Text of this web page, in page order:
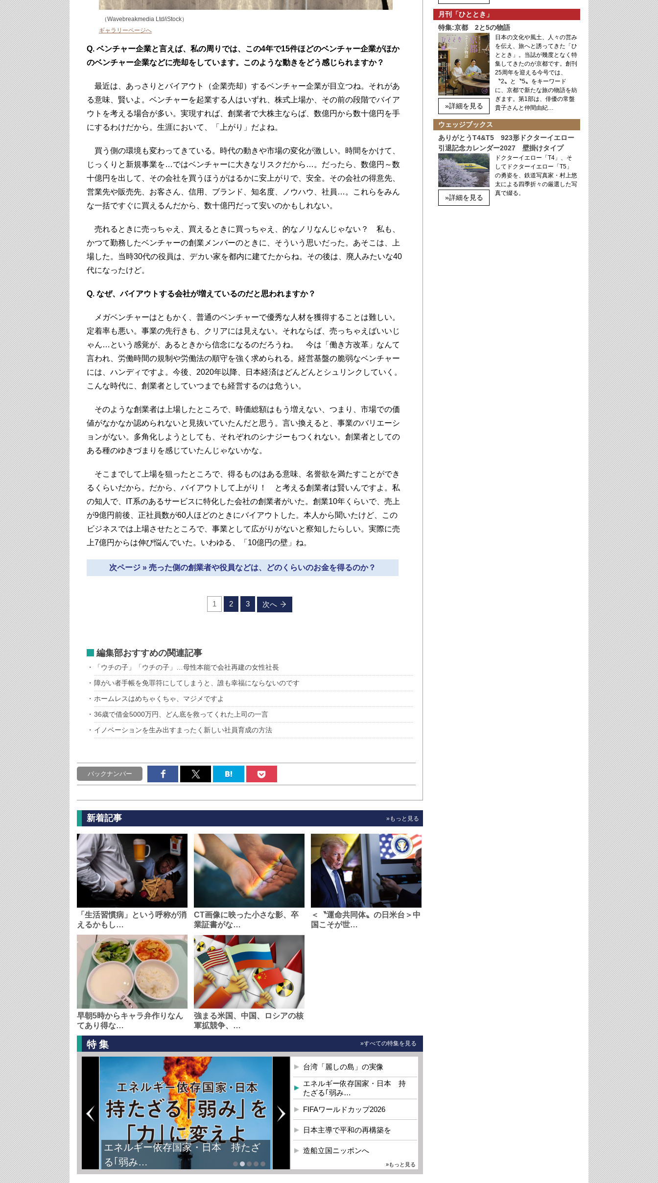
（Wavebreakmedia Ltd/iStock）
ギャラリーページへ
Q. ベンチャー企業と言えば、私の周りでは、この4年で15件ほどのベンチャー企業がほか
のベンチャー企業などに売却をしています。このような動きをどう感じられますか？
最近は、あっさりとバイアウト（企業売却）するベンチャー企業が目立つね。それがあ
る意味、賢いよ。ベンチャーを起業する人はいずれ、株式上場か、その前の段階でバイア
ウトを考える場合が多い。実現すれば、創業者で大株主ならば、数億円から数十億円を手
にするわけだから。生涯において、「上がり」だよね。
買う側の環境も変わってきている。時代の動きや市場の変化が激しい。時間をかけて、
じっくりと新規事業を…ではベンチャーに大きなリスクだから…。だったら、数億円～数
十億円を出して、その会社を買うほうがはるかに安上がりで、安全。その会社の得意先、
営業先や販売先、お客さん、信用、ブランド、知名度、ノウハウ、社員…。これらをみん
な一括ですぐに買えるんだから、数十億円だって安いのかもしれない。
売れるときに売っちゃえ、買えるときに買っちゃえ、的なノリなんじゃない？ 私も、
かつて勤務したベンチャーの創業メンバーのときに、そういう思いだった。あそこは、上
場した。当時30代の役員は、デカい家を都内に建てたからね。その後は、廃人みたいな40
代になったけど。
Q. なぜ、バイアウトする会社が増えているのだと思われますか？
メガベンチャーはともかく、普通のベンチャーで優秀な人材を獲得することは難しい。
定着率も悪い。事業の先行きも、クリアには見えない。それならば、売っちゃえばいいじ
ゃん…という感覚が、あるときから信念になるのだろうね。 今は「働き方改革」なんて
言われ、労働時間の規制や労働法の順守を強く求められる。経営基盤の脆弱なベンチャー
には、ハンディですよ。今後、2020年以降、日本経済はどんどんとシュリンクしていく。
こんな時代に、創業者としていつまでも経営するのは危うい。
そのような創業者は上場したところで、時価総額はもう増えない、つまり、市場での価
値がなかなか認められないと見抜いていたんだと思う。言い換えると、事業のバリエーシ
ョンがない。多角化しようとしても、それぞれのシナジーもつくれない。創業者としての
ある種のゆきづまりを感じていたんじゃないかな。
そこまでして上場を狙ったところで、得るものはある意味、名誉欲を満たすことができ
るくらいだから。だから、バイアウトして上がり！ と考える創業者は賢いんですよ。私
の知人で、IT系のあるサービスに特化した会社の創業者がいた。創業10年くらいで、売上
が9億円前後、正社員数が60人ほどのときにバイアウトした。本人から聞いたけど、この
ビジネスでは上場させたところで、事業として広がりがないと察知したらしい。実際に売
上7億円からは伸び悩んでいた。いわゆる、「10億円の壁」ね。
次ページ » 売った側の創業者や役員などは、どのくらいのお金を得るのか？
1 2 3 次へ
編集部おすすめの関連記事
「ウチの子」「ウチの子」…母性本能で会社再建の女性社長
障がい者手帳を免罪符にしてしまうと、誰も幸福にならないのです
ホームレスはめちゃくちゃ、マジメですよ
36歳で借金5000万円、どん底を救ってくれた上司の一言
イノベーションを生み出すまったく新しい社員育成の方法
バックナンバー
新着記事 »もっと見る
「生活習慣病」という呼称が消
えるかもし…
CT画像に映った小さな影、卒
業証書がな…
＜〝運命共同体〟の日米台＞中
国こそが世…
早朝5時からキャラ弁作りなん
てあり得な…
強まる米国、中国、ロシアの核
軍拡競争、…
特集 »すべての特集を見る
エネルギー依存国家・日本 持たざ
る｢弱み…
台湾「麗しの島」の実像
エネルギー依存国家・日本 持
たざる｢弱み…
FIFAワールドカップ2026
日本主導で平和の再構築を
造船立国ニッポンへ
»もっと見る
月刊「ひととき」
特集:京都 2と5の物語
»詳細を見る
日本の文化や風土、人々の営み
を伝え、旅へと誘ってきた「ひ
ととき」。当誌が幾度となく特
集してきたのが京都です。創刊
25周年を迎える今号では、
〝2〟と〝5〟をキーワード
に、京都で新たな旅の物語を紡
ぎます。第1部は、俳優の常盤
貴子さんと仲間由紀…
ウェッジブックス
ありがとうT4&T5 923形ドクターイエロー
引退記念カレンダー2027 壁掛けタイプ
»詳細を見る
ドクターイエロー「T4」、そ
してドクターイエロー「T5」
の勇姿を、鉄道写真家・村上悠
太による四季折々の厳選した写
真で綴る。